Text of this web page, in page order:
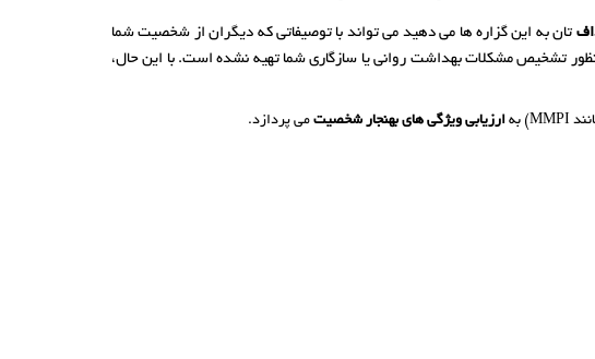
تان به این گزاره ها می دهید می تواند با توصیفاتی که دیگران از شخصیت شما
تشخیص مشکلات بهداشت روانی یا سازگاری شما تهیه نشده است. با این حال،
MMPI) به ارزیابی ویژگی های بهنجار شخصیت می پردازد.